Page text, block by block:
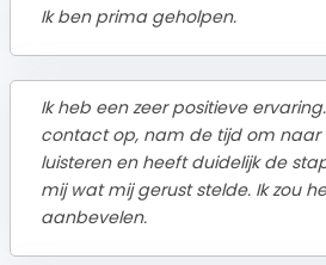
Ik ben prima geholpen.
Ik heb een zeer positieve
contact op, nam de tijd om naar
luisteren en heeft duidelijk de
mij wat mij gerust stelde. Ik zou
aanbevelen.